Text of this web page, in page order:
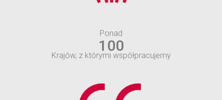
Ponad
100
Krajów, z którymi współpracujemy